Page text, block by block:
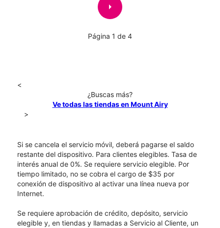
arrow_right
Página 1 de 4
<
¿Buscas más?
Ve todas las tiendas en Mount Airy
>
Si se cancela el servicio móvil, deberá pagarse el saldo
restante del dispositivo. Para clientes elegibles. Tasa de
interés anual de 0%. Se requiere servicio elegible. Por
tiempo limitado, no se cobra el cargo de $35 por
conexión de dispositivo al activar una línea nueva por
Internet.
Se requiere aprobación de crédito, depósito, servicio
elegible y, en tiendas y llamadas a Servicio al Cliente, un